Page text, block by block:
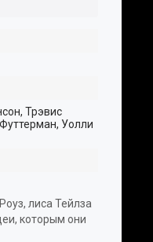
И РЫБАЛКА
Трэвис
Уолли
лиса Тейлза
которым они